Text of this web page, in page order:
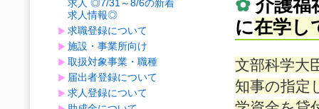
✿ 介護福
に在学し
文部科学大
知事の指定
求人 ◎7/31～8/6の新着
求人情報◎
求職登録について
施設・事業所向け
取扱対象事業・職種
届出者登録について
求人登録について